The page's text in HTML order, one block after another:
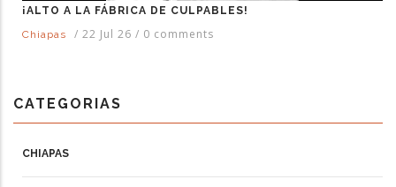
¡ALTO A LA FÁBRICA DE CULPABLES!
Chiapas
/ 22 Jul 26 / 0 comments
CATEGORIAS
CHIAPAS